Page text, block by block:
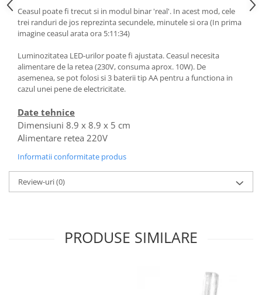
Ceasul poate fi trecut si in modul binar 'real'. In acest mod, cele
trei randuri de jos reprezinta secundele, minutele si ora (In prima
imagine ceasul arata ora 5:11:34)
Luminozitatea LED-urilor poate fi ajustata. Ceasul necesita
alimentare de la retea (230V, consuma aprox. 10W). De
asemenea, se pot folosi si 3 baterii tip AA pentru a functiona in
cazul unei pene de electricitate.
Date tehnice
Dimensiuni 8.9 x 8.9 x 5 cm
Alimentare retea 220V
Informatii conformitate produs
Review-uri(0)
PRODUSE SIMILARE